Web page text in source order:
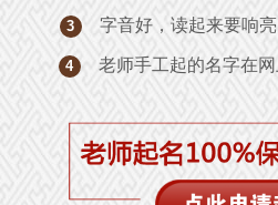
3 字音好，读起来要响
4 老师手工起的名字在